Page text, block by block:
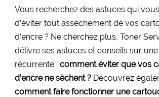
Vous recherchez des astuces qui
d’éviter tout assèchement de vos
d’encre ? Ne cherchez plus, Toner
délivre ses astuces et conseils sur
récurrente : comment éviter que vos
d’encre ne sèchent ? Découvrez
comment faire fonctionner une